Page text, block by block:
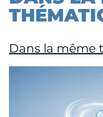
Dans la même